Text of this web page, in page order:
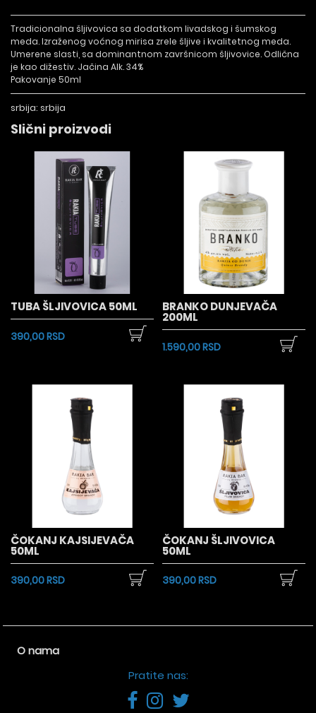
Tradicionalna šljivovica sa dodatkom livadskog i šumskog
meda. Izraženog voćnog mirisa zrele šljive i kvalitetnog meda.
Umerene slasti, sa dominantnom završnicom šljivovice. Odlična
je kao dižestiv. Jačina Alk. 34%
Pakovanje 50ml
srbija: srbija
Slični proizvodi
TUBA ŠLJIVOVICA 50ML
390,00 RSD
BRANKO DUNJEVAČA
200ML
1.590,00 RSD
ČOKANJ KAJSIJEVAČA
50ML
390,00 RSD
ČOKANJ ŠLJIVOVICA
50ML
390,00 RSD
O nama
Pratite nas: